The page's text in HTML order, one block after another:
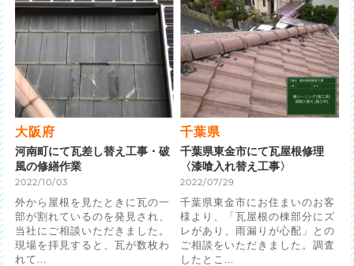
大阪府
河南町にて瓦差し替え工事・破
風の修繕作業
2022/10/03
外から屋根を見たときに瓦の一
部が割れているのを発見され、
当社にご相談いただきました。
現場を拝見すると、瓦が数枚わ
れて...
千葉県
千葉県東金市にて瓦屋根修理
〈漆喰入れ替え工事〉
2022/07/29
千葉県東金市にお住まいのお客
様より、「瓦屋根の棟部分にズ
レがあり、雨漏りが心配」との
ご相談をいただきました。調査
したとこ...